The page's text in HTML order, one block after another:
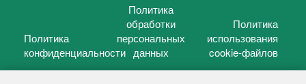
Политика
конфиденциальности
Политика
обработки
персональных
данных
Политика
использования
cookie-файлов